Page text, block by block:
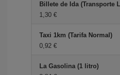
Billete de Ida (Transporte
1,30 €
Taxi 1km (Tarifa Normal)
0,92 €
La Gasolina (1 litro)